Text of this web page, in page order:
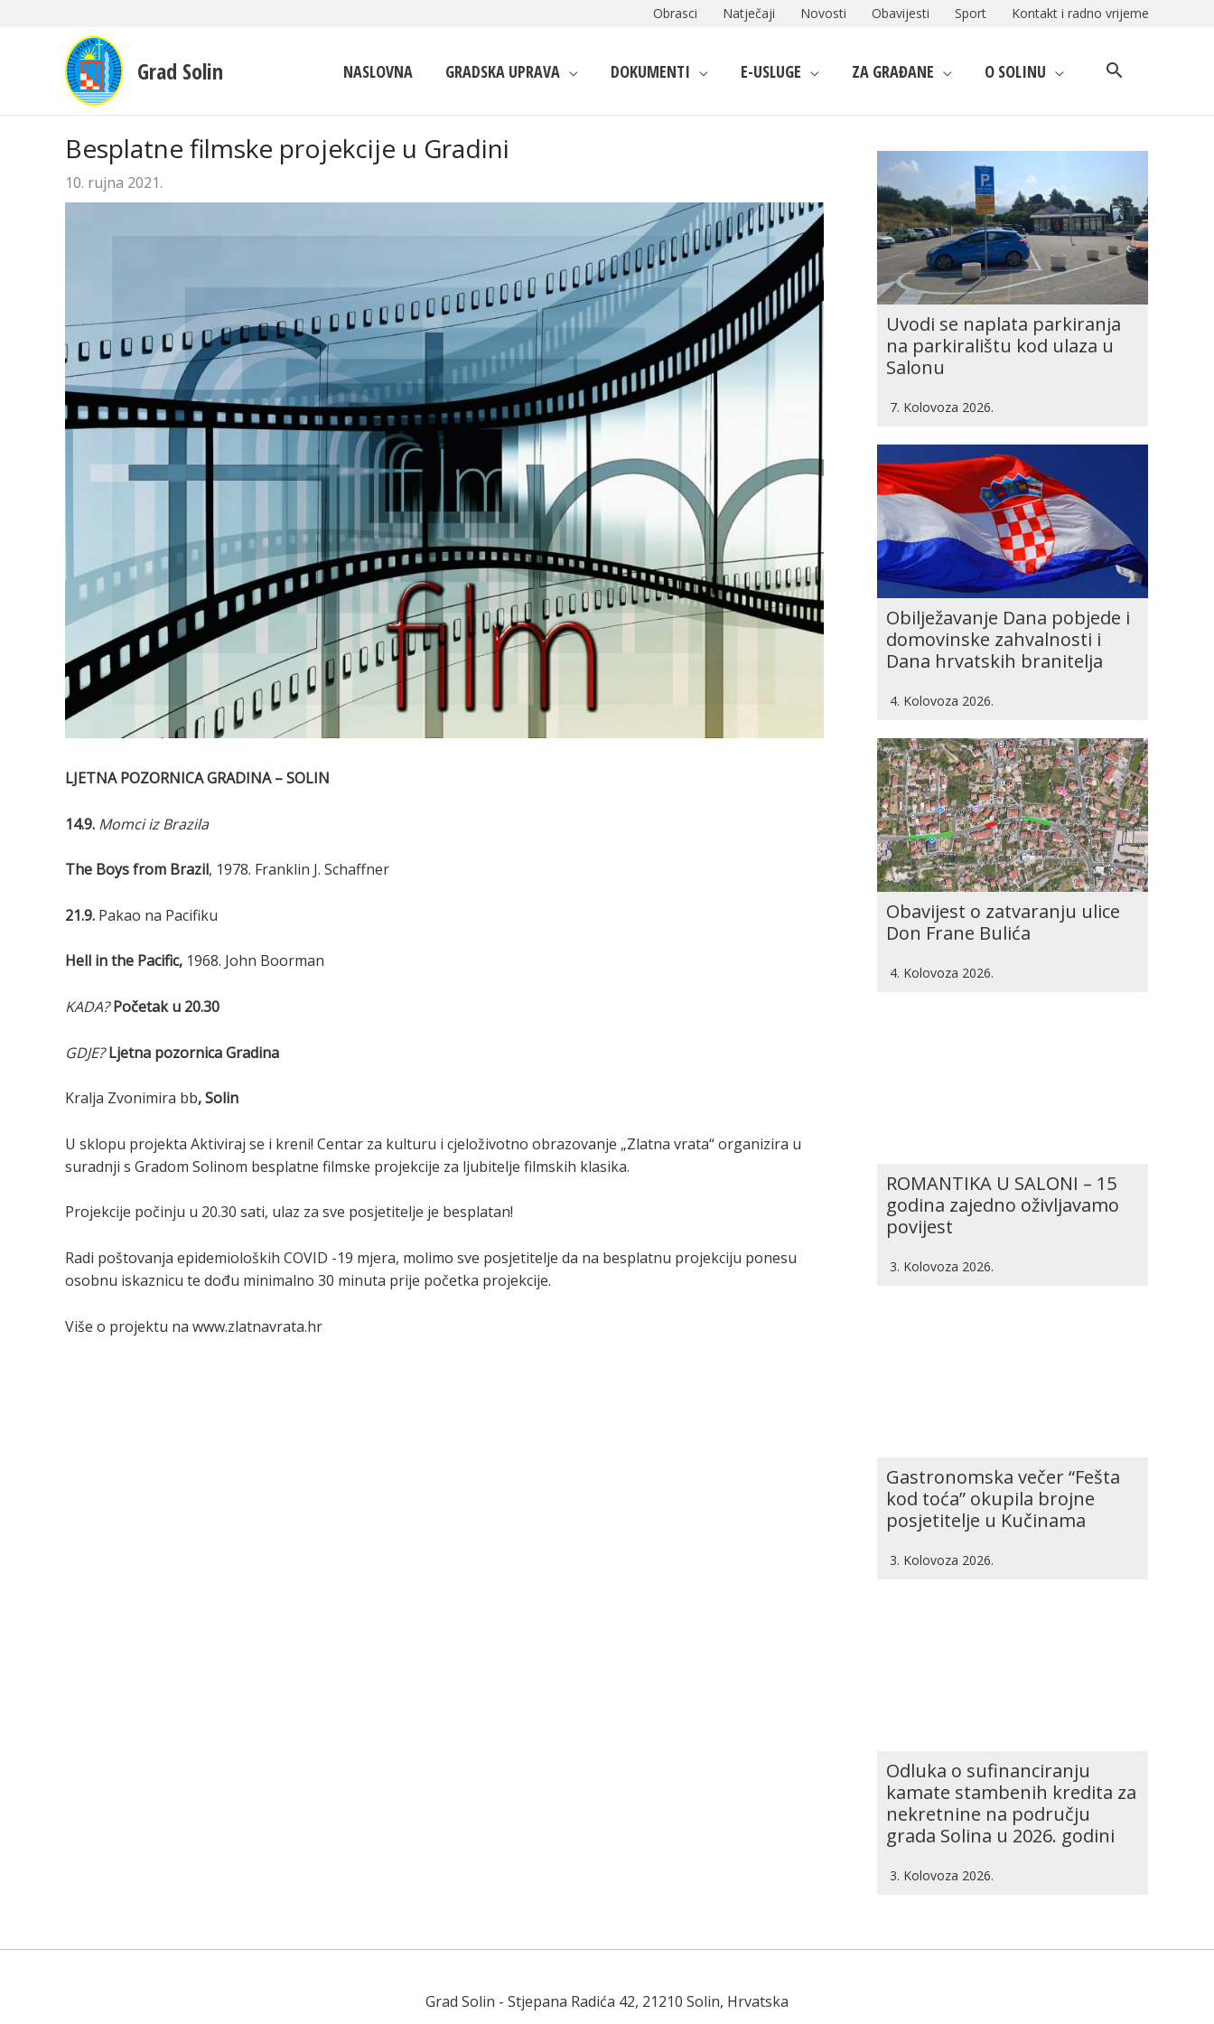
Obrasci Natječaji Novosti Obavijesti Sport Kontakt i radno vrijeme
Grad Solin NASLOVNA GRADSKA UPRAVA DOKUMENTI E-USLUGE ZA GRAĐANE O SOLINU
Besplatne filmske projekcije u Gradini
10. rujna 2021.
LJETNA POZORNICA GRADINA – SOLIN
14.9. Momci iz Brazila
The Boys from Brazil, 1978. Franklin J. Schaffner
21.9. Pakao na Pacifiku
Hell in the Pacific, 1968. John Boorman
KADA? Početak u 20.30
GDJE?Ljetna pozornica Gradina
Kralja Zvonimira bb, Solin
U sklopu projekta Aktiviraj se i kreni! Centar za kulturu i cjeloživotno obrazovanje „Zlatna vrata“ organizira u
suradnji s Gradom Solinom besplatne filmske projekcije za ljubitelje filmskih klasika.
Projekcije počinju u 20.30 sati, ulaz za sve posjetitelje je besplatan!
Radi poštovanja epidemioloških COVID -19 mjera, molimo sve posjetitelje da na besplatnu projekciju ponesu
osobnu iskaznicu te dođu minimalno 30 minuta prije početka projekcije.
Više o projektu na www.zlatnavrata.hr
Uvodi se naplata parkiranja
na parkiralištu kod ulaza u
Salonu
7. Kolovoza 2026.
Obilježavanje Dana pobjede i
domovinske zahvalnosti i
Dana hrvatskih branitelja
4. Kolovoza 2026.
Obavijest o zatvaranju ulice
Don Frane Bulića
4. Kolovoza 2026.
ROMANTIKA U SALONI – 15
godina zajedno oživljavamo
povijest
3. Kolovoza 2026.
Gastronomska večer “Fešta
kod toća” okupila brojne
posjetitelje u Kučinama
3. Kolovoza 2026.
Odluka o sufinanciranju
kamate stambenih kredita za
nekretnine na području
grada Solina u 2026. godini
3. Kolovoza 2026.
Grad Solin - Stjepana Radića 42, 21210 Solin, Hrvatska